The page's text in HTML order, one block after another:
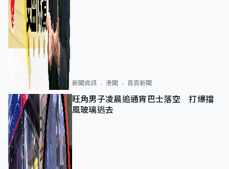
新聞資訊 港聞 首頁新聞
旺角男子凌晨追通宵巴士落空 打爆擋
風玻璃逃去